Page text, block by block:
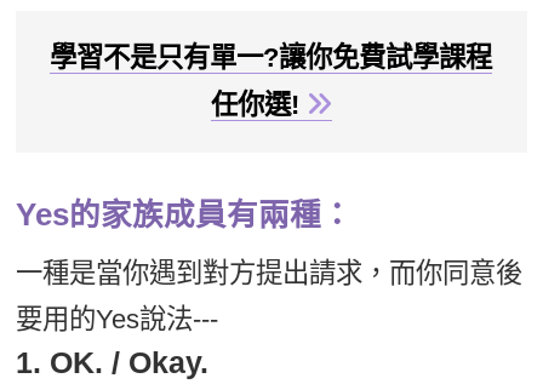
學習不是只有單一?讓你免費試學課程
任你選!
Yes的家族成員有兩種：
一種是當你遇到對方提出請求，而你同意後
要用的Yes說法---
1. OK. / Okay.